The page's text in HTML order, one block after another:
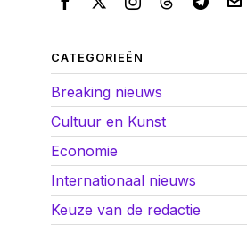
CATEGORIEËN
Breaking nieuws
Cultuur en Kunst
Economie
Internationaal nieuws
Keuze van de redactie